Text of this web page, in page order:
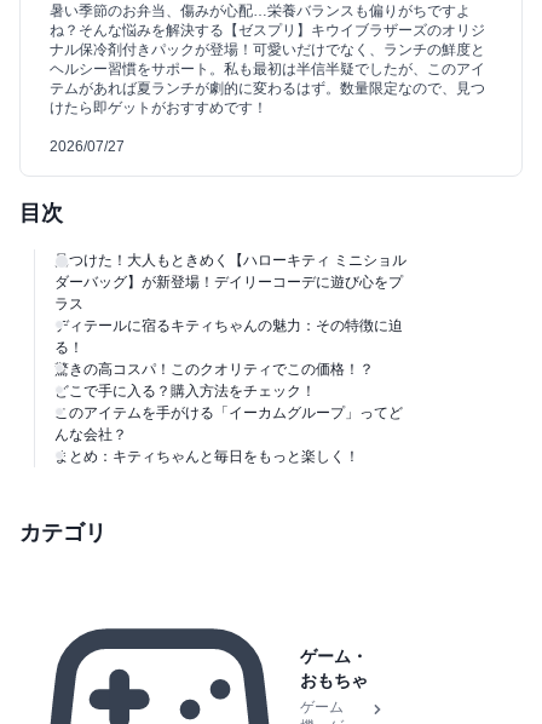
暑い季節のお弁当、傷みが心配…栄養バランスも偏りがちですよ
ね？そんな悩みを解決する【ゼスプリ】キウイブラザーズのオリジ
ナル保冷剤付きパックが登場！可愛いだけでなく、ランチの鮮度と
ヘルシー習慣をサポート。私も最初は半信半疑でしたが、このアイ
テムがあれば夏ランチが劇的に変わるはず。数量限定なので、見つ
けたら即ゲットがおすすめです！
2026/07/27
目次
見つけた！大人もときめく【ハローキティ ミニショル
ダーバッグ】が新登場！デイリーコーデに遊び心をプ
ラス
ディテールに宿るキティちゃんの魅力：その特徴に迫
る！
驚きの高コスパ！このクオリティでこの価格！？
どこで手に入る？購入方法をチェック！
このアイテムを手がける「イーカムグループ」ってど
んな会社？
まとめ：キティちゃんと毎日をもっと楽しく！
カテゴリ
ゲーム・
おもちゃ
ゲーム